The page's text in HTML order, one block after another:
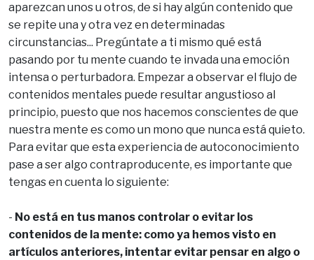
aparezcan unos u otros, de si hay algún contenido que
se repite una y otra vez en determinadas
circunstancias... Pregúntate a ti mismo qué está
pasando por tu mente cuando te invada una emoción
intensa o perturbadora. Empezar a observar el flujo de
contenidos mentales puede resultar angustioso al
principio, puesto que nos hacemos conscientes de que
nuestra mente es como un mono que nunca está quieto.
Para evitar que esta experiencia de autoconocimiento
pase a ser algo contraproducente, es importante que
tengas en cuenta lo siguiente:
- No está en tus manos controlar o evitar los
contenidos de la mente: como ya hemos visto en
artículos anteriores, intentar evitar pensar en algo o